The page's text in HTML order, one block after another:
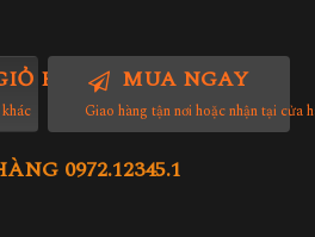
HÀNG MUA NGAY
Giao hàng tận nơi hoặc nhận tại cửa
0972.12345.1